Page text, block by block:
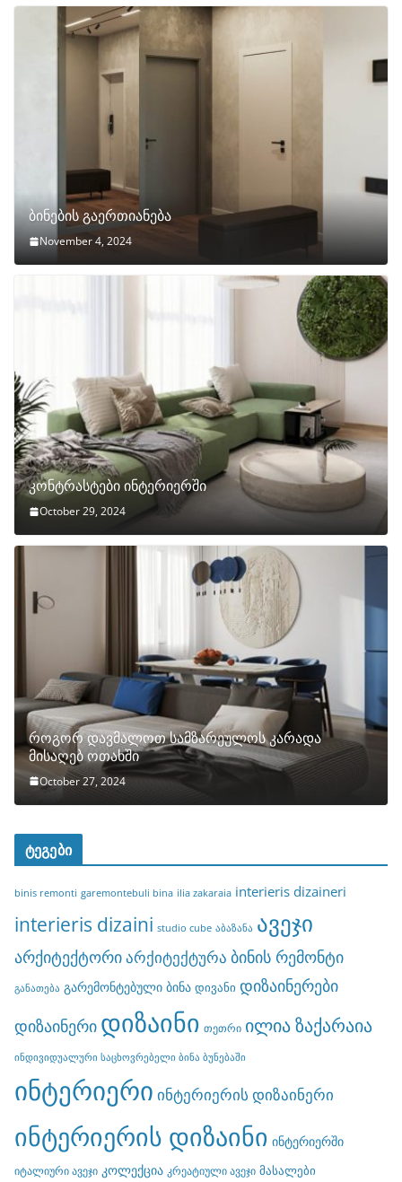
ბინების გაერთიანება
November 4, 2024
კონტრასტები ინტერიერში
October 29, 2024
როგორ დავმალოთ სამზარეულოს კარადა
მისაღებ ოთახში
October 27, 2024
ტეგები
binis remonti garemontebuli bina ilia zakaraia interieris dizaineri
interieris dizaini studio cube აბაზანა ავეჯი
არქიტექტორიარქიტექტურა ბინის რემონტი
განათება გარემონტებული ბინა დივანი დიზაინერები
დიზაინერი დიზაინი თეთრი ილია ზაქარაია
ინდივიდუალური საცხოვრებელი ბინა ბუნებაში
ინტერიერი ინტერიერის დიზაინერი
ინტერიერის დიზაინი ინტერიერში
იტალიური ავეჯი კოლექცია კრეატიული ავეჯი მასალები